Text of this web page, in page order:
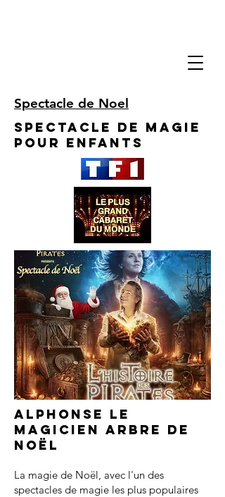
Spectacle de Noel
Spectacle de Magie
pour enfants
Alphonse le
magicien arbre de
noël
La magie de Noël, avec l'un des
spectacles de magie les plus populaires